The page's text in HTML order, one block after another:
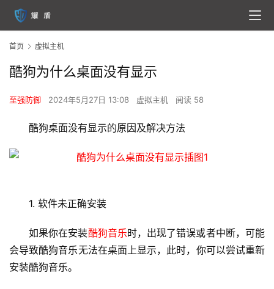
首页 虚拟主机
酷狗为什么桌面没有显示
至强防御 2024年5月27日 13:08 虚拟主机 阅读 58
酷狗桌面没有显示的原因及解决方法
1. 软件未正确安装
如果你在安装酷狗音乐时，出现了错误或者中断，可能
会导致酷狗音乐无法在桌面上显示，此时，你可以尝试重新
安装酷狗音乐。